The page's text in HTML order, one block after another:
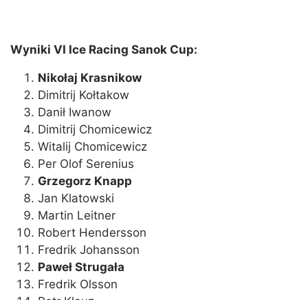
Wyniki VI Ice Racing Sanok Cup:
Nikołaj Krasnikow
Dimitrij Kołtakow
Danił Iwanow
Dimitrij Chomicewicz
Witalij Chomicewicz
Per Olof Serenius
Grzegorz Knapp
Jan Klatowski
Martin Leitner
Robert Hendersson
Fredrik Johansson
Paweł Strugała
Fredrik Olsson